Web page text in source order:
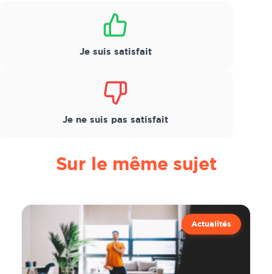
Je suis satisfait
Je ne suis pas satisfait
Sur le même sujet
Actualités